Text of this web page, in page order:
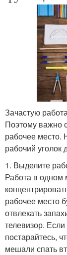
Зачастую
Поэтому важно
рабочее место.
рабочий
1. Выделите
Работа в одном
рабочее место
отвлекать
телевизор.
постарайтесь,
мешали спать